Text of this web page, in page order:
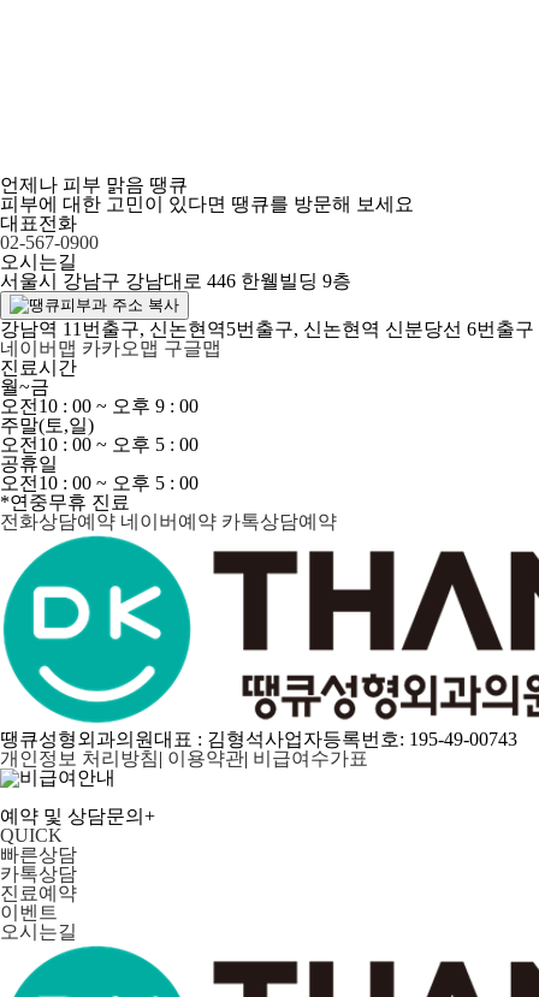
언제나 피부 맑음 땡큐
피부에 대한 고민이 있다면 땡큐를 방문해 보세요
대표전화
02-567-0900
오시는길
서울시 강남구 강남대로 446 한웰빌딩 9층
강남역 11번출구, 신논현역5번출구, 신논현역 신분당선 6번출구
네이버맵 카카오맵 구글맵
진료시간
월~금
오전 10 : 00 ~ 오후 9 : 00
주말(토,일)
오전 10 : 00 ~ 오후 5 : 00
공휴일
오전 10 : 00 ~ 오후 5 : 00
*연중무휴 진료
전화상담예약 네이버예약 카톡상담예약
땡큐성형외과의원대표 : 김형석사업자등록번호: 195-49-00743
개인정보 처리방침| 이용약관| 비급여수가표
예약 및 상담문의 +
QUICK
빠른상담
카톡상담
진료예약
이벤트
오시는길